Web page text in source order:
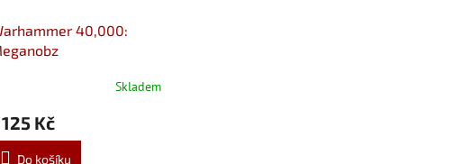
40,000:
Skladem
Kč
Do košíku